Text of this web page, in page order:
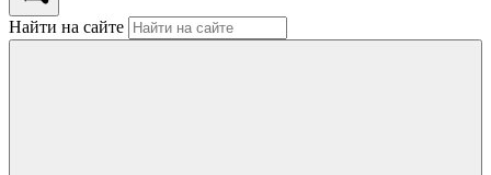
Найти на сайте